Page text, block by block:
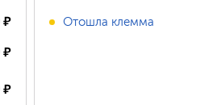
₽
₽
₽
Отошла клемма